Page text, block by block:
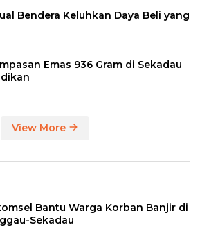
Bendera Keluhkan Daya Beli yang
Emas 936 Gram di Sekadau
View More
Bantu Warga Korban Banjir di
Sekadau